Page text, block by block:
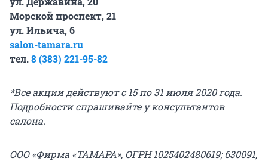
Морской проспект, 21
ул. Ильича, 6
salon-tamara.ru
тел.8 (383) 221-95-82
*Все акции действуют с 15 по 31 июля 2020 года.
Подробности спрашивайте у консультантов
салона.
ООО «Фирма «ТАМАРА», ОГРН 1025402480619; 630091,